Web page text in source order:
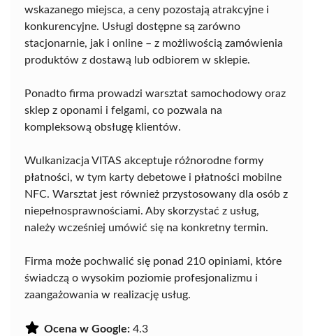
wskazanego miejsca, a ceny pozostają atrakcyjne i
konkurencyjne. Usługi dostępne są zarówno
stacjonarnie, jak i online – z możliwością zamówienia
produktów z dostawą lub odbiorem w sklepie.
Ponadto firma prowadzi warsztat samochodowy oraz
sklep z oponami i felgami, co pozwala na
kompleksową obsługę klientów.
Wulkanizacja VITAS akceptuje różnorodne formy
płatności, w tym karty debetowe i płatności mobilne
NFC. Warsztat jest również przystosowany dla osób z
niepełnosprawnościami. Aby skorzystać z usług,
należy wcześniej umówić się na konkretny termin.
Firma może pochwalić się ponad 210 opiniami, które
świadczą o wysokim poziomie profesjonalizmu i
zaangażowania w realizację usług.
Ocena w Google: 4.3